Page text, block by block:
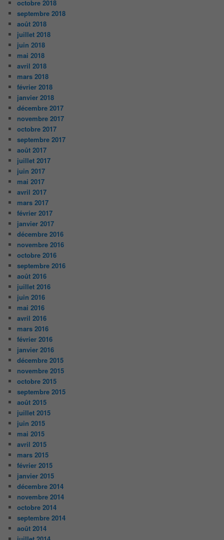
octobre 2018
septembre 2018
août 2018
juillet 2018
juin 2018
mai 2018
avril 2018
mars 2018
février 2018
janvier 2018
décembre 2017
novembre 2017
octobre 2017
septembre 2017
août 2017
juillet 2017
juin 2017
mai 2017
avril 2017
mars 2017
février 2017
janvier 2017
décembre 2016
novembre 2016
octobre 2016
septembre 2016
août 2016
juillet 2016
juin 2016
mai 2016
avril 2016
mars 2016
février 2016
janvier 2016
décembre 2015
novembre 2015
octobre 2015
septembre 2015
août 2015
juillet 2015
juin 2015
mai 2015
avril 2015
mars 2015
février 2015
janvier 2015
décembre 2014
novembre 2014
octobre 2014
septembre 2014
août 2014